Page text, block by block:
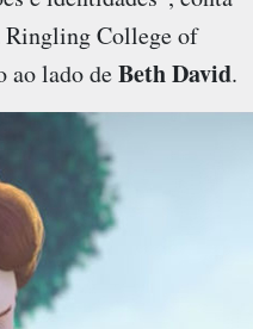
Ringling College of
ao lado deBeth David.